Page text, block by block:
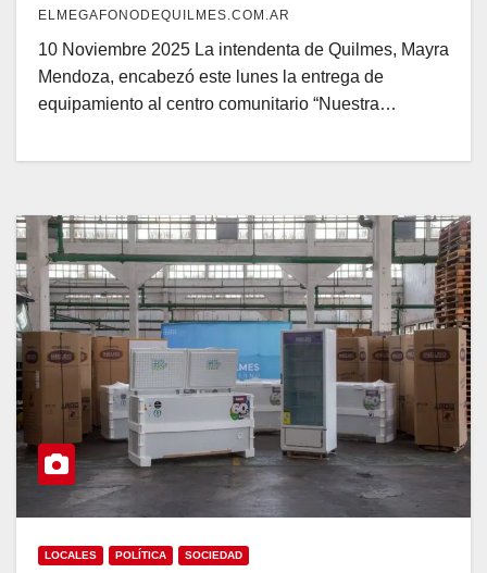
ELMEGAFONODEQUILMES.COM.AR
10 Noviembre 2025 La intendenta de Quilmes, Mayra
Mendoza, encabezó este lunes la entrega de
equipamiento al centro comunitario “Nuestra…
LOCALES POLÍTICA SOCIEDAD